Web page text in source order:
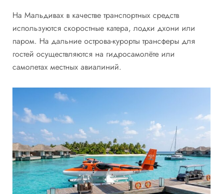
На Мальдивах в качестве транспортных средств
используются скоростные катера, лодки дхони или
паром. На дальние острова-курорты трансферы для
гостей осуществляются на гидросамолёте или
самолетах местных авиалиний.